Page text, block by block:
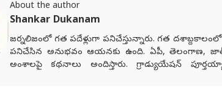
About the author
Shankar Dukanam
జర్నలిజంలో గత పదేళ్లుగా పనిచేస్తున్నారు. గత
పనిచేసిన అనుభవం ఆయనకు ఉంది. ఏపీ, తెలంగాణ,
అంశాలపై కథనాలు అందిస్తారు. గ్రాడ్యుయేషన్